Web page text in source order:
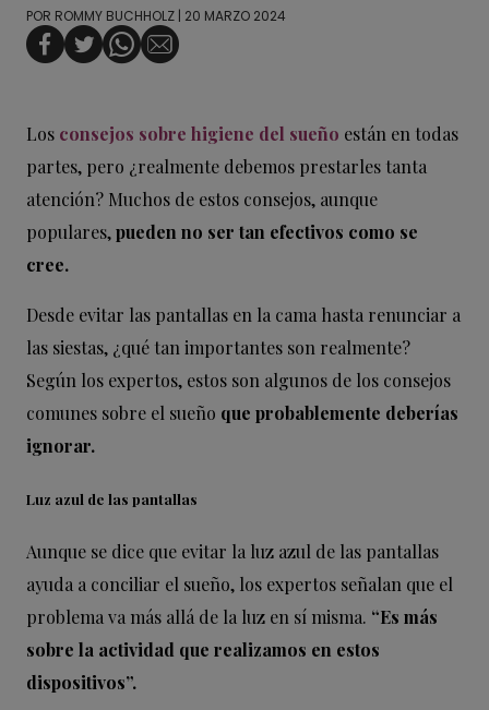
POR ROMMY BUCHHOLZ | 20 MARZO 2024
Los consejos sobre higiene del sueño están en todas
partes, pero ¿realmente debemos prestarles tanta
atención? Muchos de estos consejos, aunque
populares,pueden no ser tan efectivos como se
cree.
Desde evitar las pantallas en la cama hasta renunciar a
las siestas, ¿qué tan importantes son realmente?
Según los expertos, estos son algunos de los consejos
comunes sobre el sueño que probablemente deberías
ignorar.
Luz azul de las pantallas
Aunque se dice que evitar la luz azul de las pantallas
ayuda a conciliar el sueño, los expertos señalan que el
problema va más allá de la luz en sí misma. “Es más
sobre la actividad que realizamos en estos
dispositivos”.